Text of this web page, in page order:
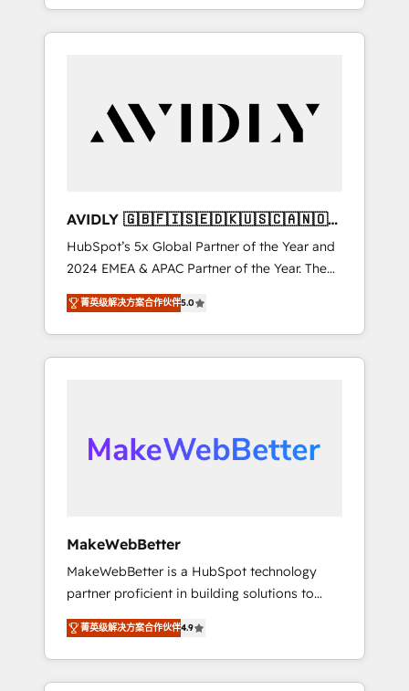
specialize in both strategic RevOps planning
and hands-on technical execution - building
Services - Managed IT (MSP) - Franchises -
Professional Services - And more! How we
Custom integrations and workflow
automation ✔️ User adoption programs,
training, and enablement Through project-
based engagements and ongoing RevOps
partnerships, we guide organizations through
the revenue maturity model - delivering the
right improvements at the right time so
AVIDLY 🇬🇧🇫🇮🇸🇪🇩🇰🇺🇸🇨🇦🇳🇴
🇩🇪🇦🇺🇳🇿
HubSpot’s 5x Global Partner of the Year and
2024 EMEA & APAC Partner of the Year. The
world’s most experienced and fully
accredited HubSpot Solutions Partner. 🚀
With 2,750+ HubSpot projects delivered and
370+ specialists across EMEA, APAC and NAM,
automation, we turn complexity into clarity,
human at global scale. 🏆 HubSpot’s CEO
菁英级解决方案合作伙伴5.0
MakeWebBetter
MakeWebBetter is a HubSpot technology
partner proficient in building solutions to
maximize the operational efficiency of
HubSpot. The fastest-growing tech-enabler &
facilitator, MakeWebBetter, hands you the
blend of HubSpot expertise & eminent
菁英级解决方案合作伙伴4.9